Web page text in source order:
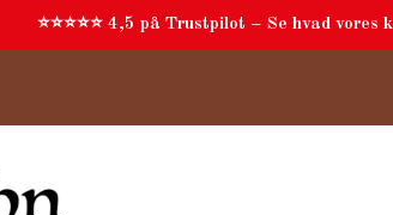
⭐⭐⭐⭐⭐ 4,5 på Trustpilot – Se hvad vores